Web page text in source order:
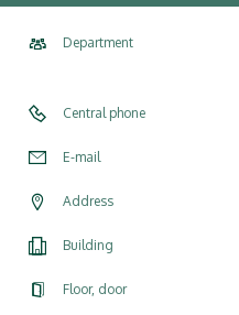
Department
Central phone
E-mail
Address
Building
Floor, door